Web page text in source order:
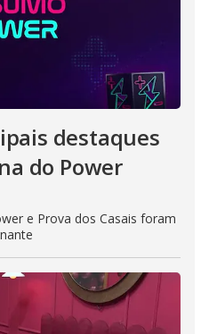
destaques
do Power
e Prova dos Casais foram